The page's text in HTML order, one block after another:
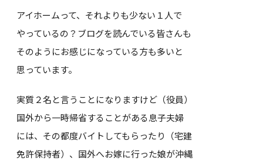
アイホームって、それよりも少ない１人で
やっているの？ブログを読んでいる皆さんも
そのようにお感じになっている方も多いと
思っています。
実質２名と言うことになりますけど（役員）
国外から一時帰省することがある息子夫婦
には、その都度バイトしてもらったり（宅建
免許保持者）、国外へお嫁に行った娘が沖縄